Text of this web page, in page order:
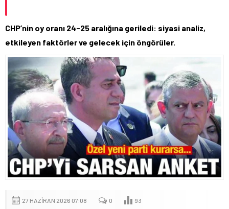
CHP’nin oy oranı 24-25 aralığına geriledi: siyasi analiz,
etkileyen faktörler ve gelecek için öngörüler.
27 HAZIRAN 2026 07:08 0 93